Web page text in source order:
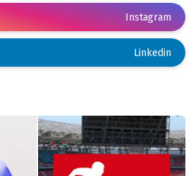
Instagram
Linkedin